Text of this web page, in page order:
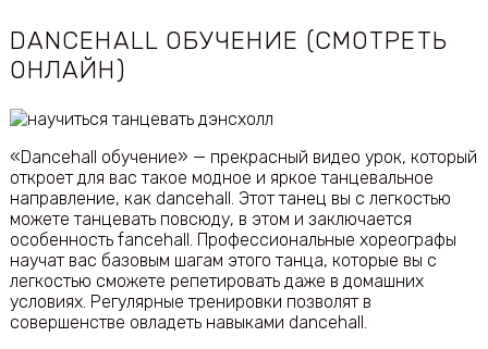
DANCEHALL ОБУЧЕНИЕ (СМОТРЕТЬ
ОНЛАЙН)
«Dancehall обучение» — прекрасный видео урок, который
откроет для вас такое модное и яркое танцевальное
направление, как dancehall. Этот танец вы с легкостью
можете танцевать повсюду, в этом и заключается
особенность fancehall. Профессиональные хореографы
научат вас базовым шагам этого танца, которые вы с
легкостью сможете репетировать даже в домашних
условиях. Регулярные тренировки позволят в
совершенстве овладеть навыками dancehall.